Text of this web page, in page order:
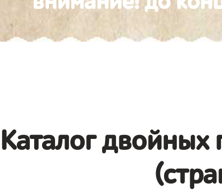
Каталог двойных